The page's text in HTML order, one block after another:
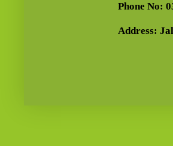
Phone No:
Address: